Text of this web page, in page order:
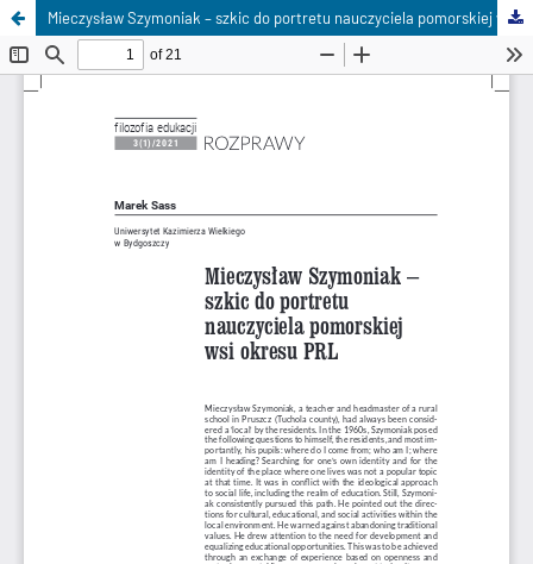
Mieczysław Szymoniak – szkic do portretu nauczyciela pomorskiej wsi okresu PRL